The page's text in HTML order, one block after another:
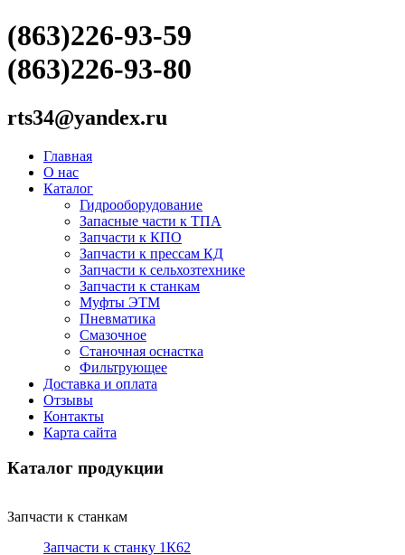
(863)226-93-59
(863)226-93-80
rts34@yandex.ru
Главная
О нас
Каталог
Гидрооборудование
Запасные части к ТПА
Запчасти к КПО
Запчасти к прессам КД
Запчасти к сельхозтехнике
Запчасти к станкам
Муфты ЭТМ
Пневматика
Смазочное
Станочная оснастка
Фильтрующее
Доставка и оплата
Отзывы
Контакты
Карта сайта
Каталог продукции
Запчасти к станкам
Запчасти к станку 1К62